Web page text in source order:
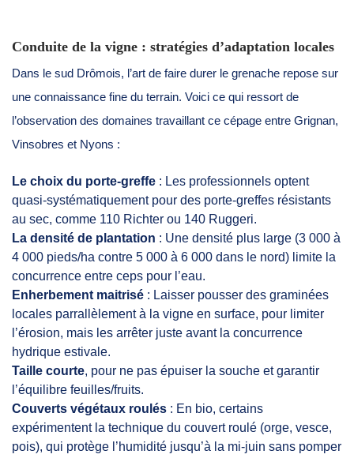
Conduite de la vigne : stratégies d’adaptation locales
Dans le sud Drômois, l’art de faire durer le grenache repose sur
une connaissance fine du terrain. Voici ce qui ressort de
l’observation des domaines travaillant ce cépage entre Grignan,
Vinsobres et Nyons :
Le choix du porte-greffe : Les professionnels optent
quasi-systématiquement pour des porte-greffes résistants
au sec, comme 110 Richter ou 140 Ruggeri.
La densité de plantation : Une densité plus large (3 000 à
4 000 pieds/ha contre 5 000 à 6 000 dans le nord) limite la
concurrence entre ceps pour l’eau.
Enherbement maitrisé : Laisser pousser des graminées
locales parrallèlement à la vigne en surface, pour limiter
l’érosion, mais les arrêter juste avant la concurrence
hydrique estivale.
Taille courte, pour ne pas épuiser la souche et garantir
l’équilibre feuilles/fruits.
Couverts végétaux roulés : En bio, certains
expérimentent la technique du couvert roulé (orge, vesce,
pois), qui protège l’humidité jusqu’à la mi-juin sans pomper